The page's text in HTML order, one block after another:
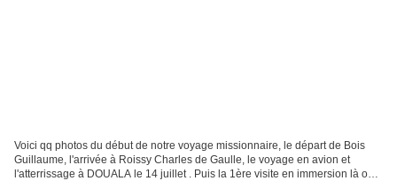
Voici qq photos du début de notre voyage missionnaire, le départ de Bois
Guillaume, l'arrivée à Roissy Charles de Gaulle, le voyage en avion et
l'atterrissage à DOUALA le 14 juillet . Puis la 1ère visite en immersion là où